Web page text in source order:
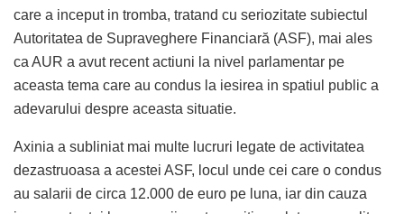
care a inceput in tromba, tratand cu seriozitate subiectul
Autoritatea de Supraveghere Financiară (ASF), mai ales
ca AUR a avut recent actiuni la nivel parlamentar pe
aceasta tema care au condus la iesirea in spatiul public a
adevarului despre aceasta situatie.
Axinia a subliniat mai multe lucruri legate de activitatea
dezastruoasa a acestei ASF, locul unde cei care o condus
au salarii de circa 12.000 de euro pe luna, iar din cauza